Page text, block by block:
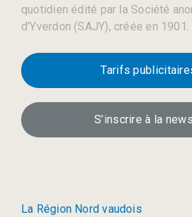
quotidien édité par la Société
d’Yverdon (SAJY), créée en 1901.
Tarifs
S’inscrire à la
La Région Nord vaudois